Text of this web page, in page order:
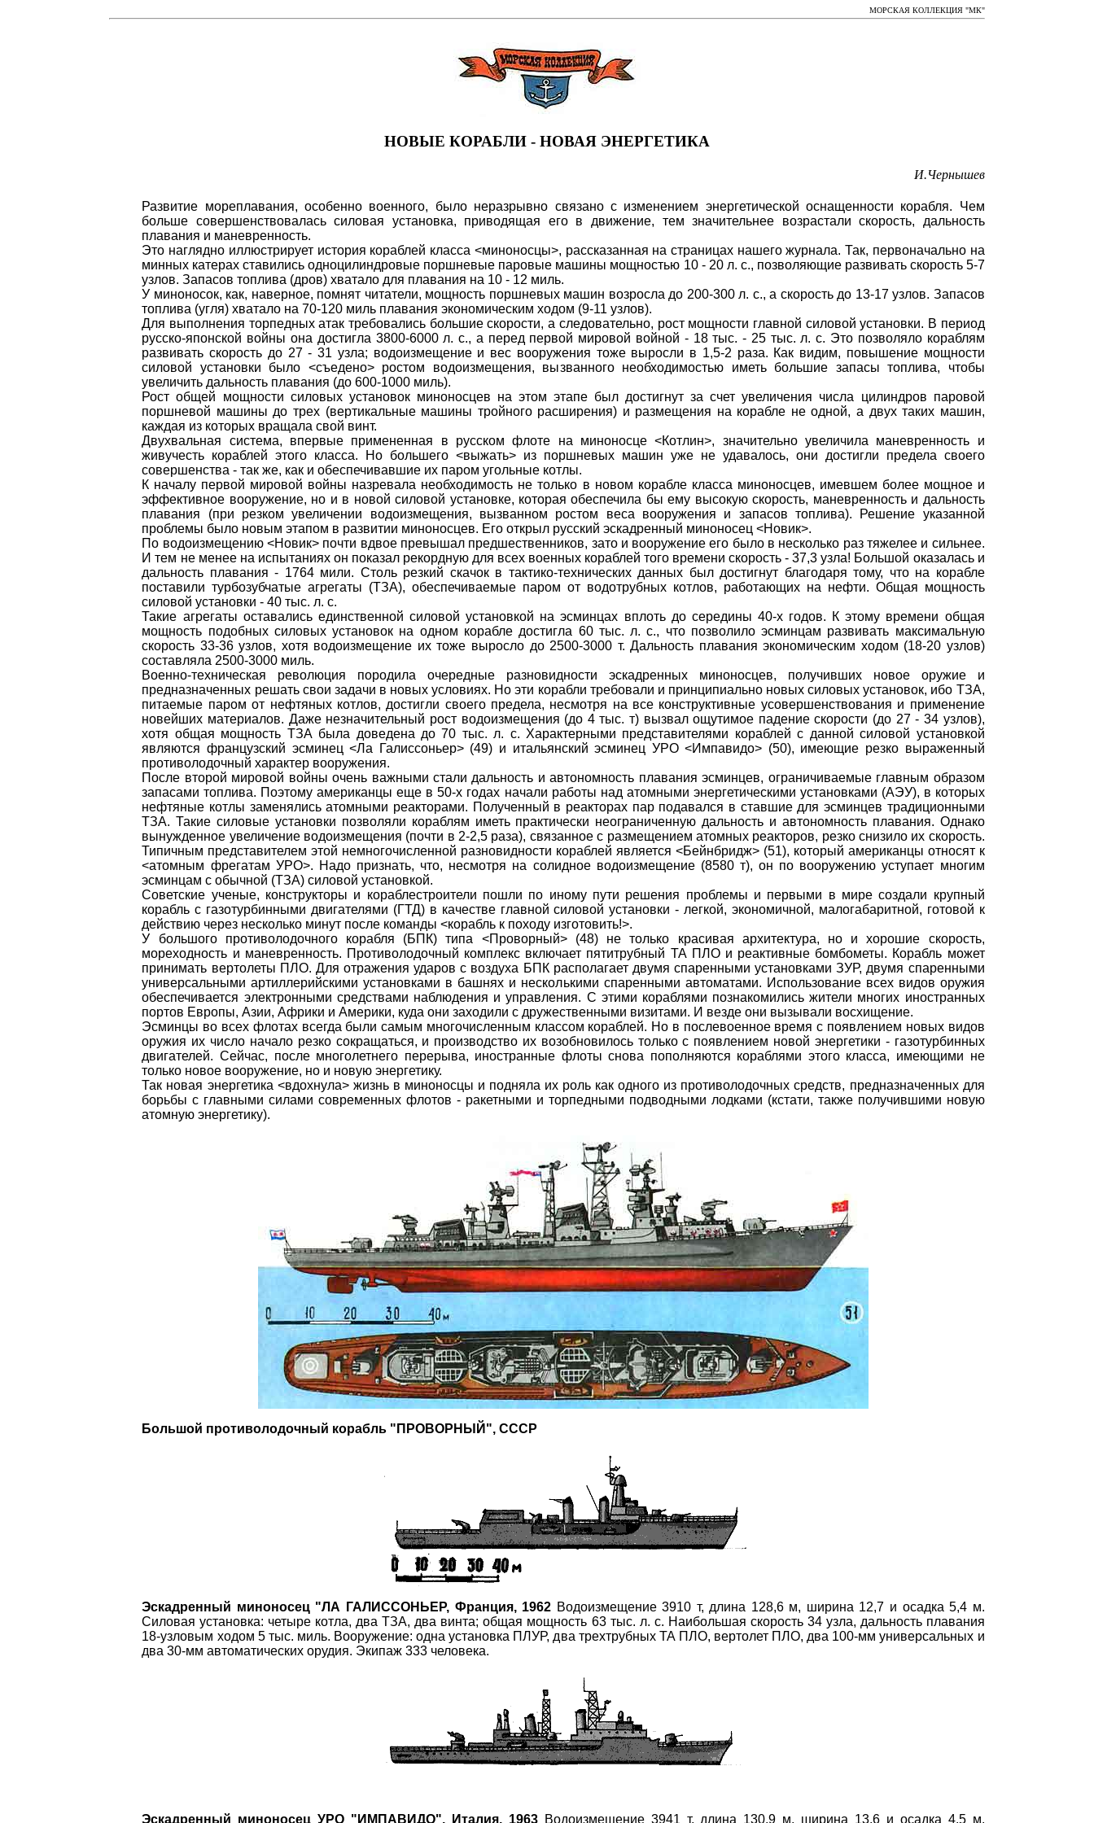
МОРСКАЯ КОЛЛЕКЦИЯ "МК"
НОВЫЕ КОРАБЛИ - НОВАЯ ЭНЕРГЕТИКА
И.Чернышев
Развитие мореплавания, особенно военного, было неразрывно связано с изменением энергетической оснащенности корабля. Чем
больше совершенствовалась силовая установка, приводящая его в движение, тем значительнее возрастали скорость, дальность
плавания и маневренность.
Это наглядно иллюстрирует история кораблей класса <миноносцы>, рассказанная на страницах нашего журнала. Так, первоначально на
минных катерах ставились одноцилиндровые поршневые паровые машины мощностью 10 - 20 л. с., позволяющие развивать скорость 5-7
узлов. Запасов топлива (дров) хватало для плавания на 10 - 12 миль.
У миноносок, как, наверное, помнят читатели, мощность поршневых машин возросла до 200-300 л. с., а скорость до 13-17 узлов. Запасов
топлива (угля) хватало на 70-120 миль плавания экономическим ходом (9-11 узлов).
Для выполнения торпедных атак требовались большие скорости, а следовательно, рост мощности главной силовой установки. В период
русско-японской войны она достигла 3800-6000 л. с., а перед первой мировой войной - 18 тыс. - 25 тыс. л. с. Это позволяло кораблям
развивать скорость до 27 - 31 узла; водоизмещение и вес вооружения тоже выросли в 1,5-2 раза. Как видим, повышение мощности
силовой установки было <съедено> ростом водоизмещения, вызванного необходимостью иметь большие запасы топлива, чтобы
увеличить дальность плавания (до 600-1000 миль).
Рост общей мощности силовых установок миноносцев на этом этапе был достигнут за счет увеличения числа цилиндров паровой
поршневой машины до трех (вертикальные машины тройного расширения) и размещения на корабле не одной, а двух таких машин,
каждая из которых вращала свой винт.
Двухвальная система, впервые примененная в русском флоте на миноносце <Котлин>, значительно увеличила маневренность и
живучесть кораблей этого класса. Но большего <выжать> из поршневых машин уже не удавалось, они достигли предела своего
совершенства - так же, как и обеспечивавшие их паром угольные котлы.
К началу первой мировой войны назревала необходимость не только в новом корабле класса миноносцев, имевшем более мощное и
эффективное вооружение, но и в новой силовой установке, которая обеспечила бы ему высокую скорость, маневренность и дальность
плавания (при резком увеличении водоизмещения, вызванном ростом веса вооружения и запасов топлива). Решение указанной
проблемы было новым этапом в развитии миноносцев. Его открыл русский эскадренный миноносец <Новик>.
По водоизмещению <Новик> почти вдвое превышал предшественников, зато и вооружение его было в несколько раз тяжелее и сильнее.
И тем не менее на испытаниях он показал рекордную для всех военных кораблей того времени скорость - 37,3 узла! Большой оказалась и
дальность плавания - 1764 мили. Столь резкий скачок в тактико-технических данных был достигнут благодаря тому, что на корабле
поставили турбозубчатые агрегаты (ТЗА), обеспечиваемые паром от водотрубных котлов, работающих на нефти. Общая мощность
силовой установки - 40 тыс. л. с.
Такие агрегаты оставались единственной силовой установкой на эсминцах вплоть до середины 40-х годов. К этому времени общая
мощность подобных силовых установок на одном корабле достигла 60 тыс. л. с., что позволило эсминцам развивать максимальную
скорость 33-36 узлов, хотя водоизмещение их тоже выросло до 2500-3000 т. Дальность плавания экономическим ходом (18-20 узлов)
составляла 2500-3000 миль.
Военно-техническая революция породила очередные разновидности эскадренных миноносцев, получивших новое оружие и
предназначенных решать свои задачи в новых условиях. Но эти корабли требовали и принципиально новых силовых установок, ибо ТЗА,
питаемые паром от нефтяных котлов, достигли своего предела, несмотря на все конструктивные усовершенствования и применение
новейших материалов. Даже незначительный рост водоизмещения (до 4 тыс. т) вызвал ощутимое падение скорости (до 27 - 34 узлов),
хотя общая мощность ТЗА была доведена до 70 тыс. л. с. Характерными представителями кораблей с данной силовой установкой
являются французский эсминец <Ла Галиссоньер> (49) и итальянский эсминец УРО <Импавидо> (50), имеющие резко выраженный
противолодочный характер вооружения.
После второй мировой войны очень важными стали дальность и автономность плавания эсминцев, ограничиваемые главным образом
запасами топлива. Поэтому американцы еще в 50-х годах начали работы над атомными энергетическими установками (АЭУ), в которых
нефтяные котлы заменялись атомными реакторами. Полученный в реакторах пар подавался в ставшие для эсминцев традиционными
ТЗА. Такие силовые установки позволяли кораблям иметь практически неограниченную дальность и автономность плавания. Однако
вынужденное увеличение водоизмещения (почти в 2-2,5 раза), связанное с размещением атомных реакторов, резко снизило их скорость.
Типичным представителем этой немногочисленной разновидности кораблей является <Бейнбридж> (51), который американцы относят к
<атомным фрегатам УРО>. Надо признать, что, несмотря на солидное водоизмещение (8580 т), он по вооружению уступает многим
эсминцам с обычной (ТЗА) силовой установкой.
Советские ученые, конструкторы и кораблестроители пошли по иному пути решения проблемы и первыми в мире создали крупный
корабль с газотурбинными двигателями (ГТД) в качестве главной силовой установки - легкой, экономичной, малогабаритной, готовой к
действию через несколько минут после команды <корабль к походу изготовить!>.
У большого противолодочного корабля (БПК) типа <Проворный> (48) не только красивая архитектура, но и хорошие скорость,
мореходность и маневренность. Противолодочный комплекс включает пятитрубный ТА ПЛО и реактивные бомбометы. Корабль может
принимать вертолеты ПЛО. Для отражения ударов с воздуха БПК располагает двумя спаренными установками ЗУР, двумя спаренными
универсальными артиллерийскими установками в башнях и несколькими спаренными автоматами. Использование всех видов оружия
обеспечивается электронными средствами наблюдения и управления. С этими кораблями познакомились жители многих иностранных
портов Европы, Азии, Африки и Америки, куда они заходили с дружественными визитами. И везде они вызывали восхищение.
Эсминцы во всех флотах всегда были самым многочисленным классом кораблей. Но в послевоенное время с появлением новых видов
оружия их число начало резко сокращаться, и производство их возобновилось только с появлением новой энергетики - газотурбинных
двигателей. Сейчас, после многолетнего перерыва, иностранные флоты снова пополняются кораблями этого класса, имеющими не
только новое вооружение, но и новую энергетику.
Так новая энергетика <вдохнула> жизнь в миноносцы и подняла их роль как одного из противолодочных средств, предназначенных для
борьбы с главными силами современных флотов - ракетными и торпедными подводными лодками (кстати, также получившими новую
атомную энергетику).
Большой противолодочный корабль "ПРОВОРНЫЙ", СССР
Эскадренный миноносец "ЛА ГАЛИССОНЬЕР, Франция, 1962 Водоизмещение 3910 т, длина 128,6 м, ширина 12,7 и осадка 5,4 м.
Силовая установка: четыре котла, два ТЗА, два винта; общая мощность 63 тыс. л. с. Наибольшая скорость 34 узла, дальность плавания
18-узловым ходом 5 тыс. миль. Вооружение: одна установка ПЛУР, два трехтрубных ТА ПЛО, вертолет ПЛО, два 100-мм универсальных и
два 30-мм автоматических орудия. Экипаж 333 человека.
Эскадренный миноносец УРО "ИМПАВИДО", Италия, 1963Водоизмещение 3941 т, длина 130,9 м, ширина 13,6 и осадка 4,5 м.